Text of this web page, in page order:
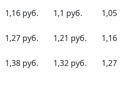
1,16 руб. 1,1 руб. 1,05
1,27 руб. 1,21 руб. 1,16
1,38 руб. 1,32 руб.
1,27